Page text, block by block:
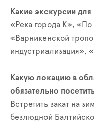
Какие экскурсии для
«Река города К»,
«Варникенской
индустриализация»,
Какую локацию в
обязательно
Встретить закат на
безлюдной